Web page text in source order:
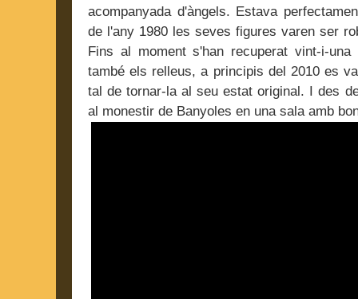
acompanyada d'àngels. Estava
de l'any 1980 les seves figures varen ser
Fins al moment s'han recuperat vint-i-
també els relleus, a principis del 2010 es
tal de tornar-la al seu estat original. I des
al monestir de Banyoles en una sala amb